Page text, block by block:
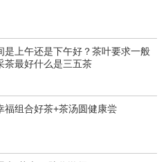
是上午还是下午好？茶叶要求一般
茶最好什么是三五茶
福组合好茶+茶汤圆健康尝